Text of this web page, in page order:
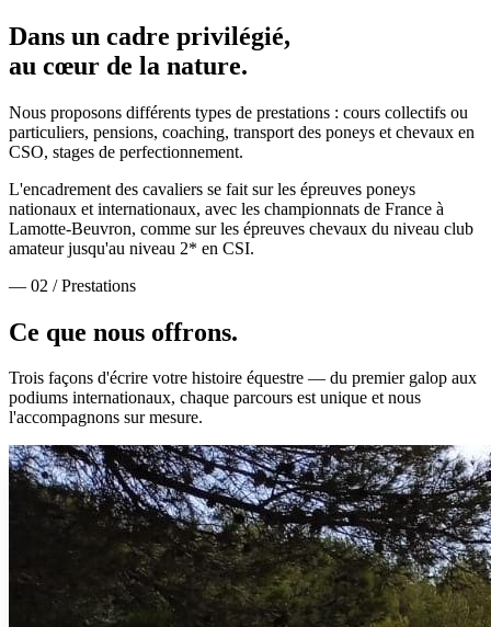
Dans un cadre privilégié,
au cœur de la nature.
Nous proposons différents types de prestations : cours collectifs ou
particuliers, pensions, coaching, transport des poneys et chevaux en
CSO, stages de perfectionnement.
L'encadrement des cavaliers se fait sur les épreuves poneys
nationaux et internationaux, avec les championnats de France à
Lamotte-Beuvron, comme sur les épreuves chevaux du niveau club
amateur jusqu'au niveau 2* en CSI.
— 02 / Prestations
Ce que nous offrons.
Trois façons d'écrire votre histoire équestre — du premier galop aux
podiums internationaux, chaque parcours est unique et nous
l'accompagnons sur mesure.